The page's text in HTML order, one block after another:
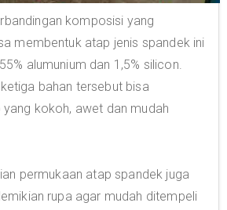
komposisi yang
membentuk atap jenis spandek ini
alumunium dan 1,5% silicon.
bahan tersebut bisa
kokoh, awet dan mudah
permukaan atap spandek juga
rupa agar mudah ditempeli